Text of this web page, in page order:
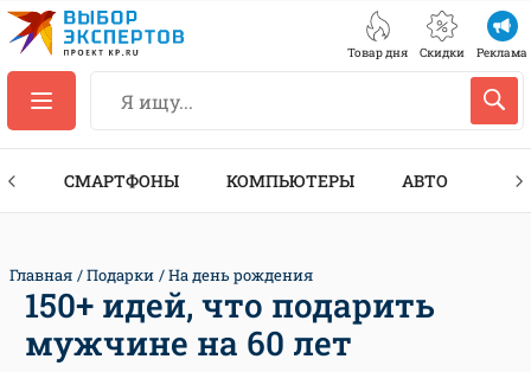
Товар дня Скидки Реклама
СМАРТФОНЫ КОМПЬЮТЕРЫ АВТО
Главная Подарки На день рождения
150+ идей, что подарить
мужчине на 60 лет